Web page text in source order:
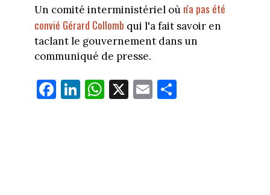
Un comité interministériel où n'a pas été
convié Gérard Collomb qui l'a fait savoir en
taclant le gouvernement dans un
communiqué de presse.
Fa
ce
Li
nk
W
ha
X E
m
Pa
rt